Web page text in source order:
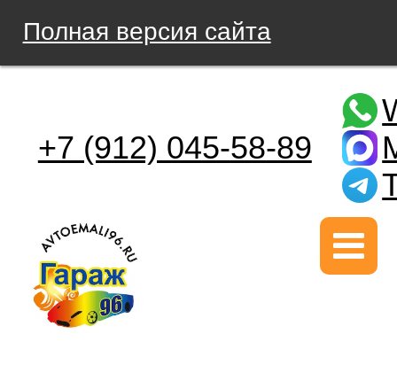
Полная версия сайта
+7 (912) 045-58-89